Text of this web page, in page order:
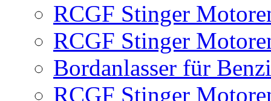
RCGF Stinger
RCGF Stinger
Bordanlasser für
RCGF Stinger